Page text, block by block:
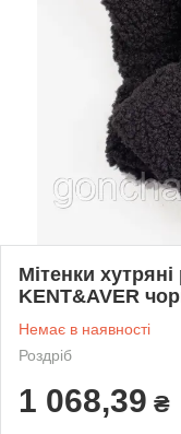
Мітенки
KENT&AVER
Немає в наявності
Роздріб
1 068,39 ₴